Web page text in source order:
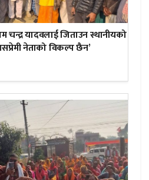
चन्द्र यादवलाई जिताउन स्थानीयको
नेताको विकल्प छैन’